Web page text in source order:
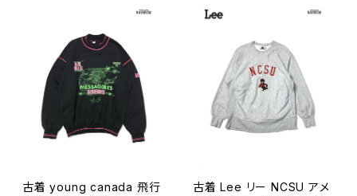
古着 young canada 飛行
古着 Lee リー NCSU アメ